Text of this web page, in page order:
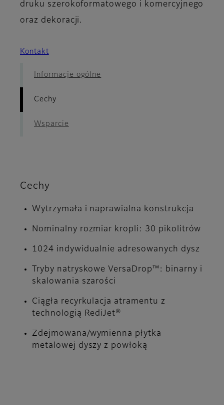
druku szerokoformatowego i komercyjnego
oraz dekoracji.
Kontakt
Informacje ogólne
Cechy
Wsparcie
Cechy
Wytrzymała i naprawialna konstrukcja
Nominalny rozmiar kropli: 30 pikolitrów
1024 indywidualnie adresowanych dysz
Tryby natryskowe VersaDrop™: binarny i
skalowania szarości
Ciągła recyrkulacja atramentu z
technologią RediJet®
Zdejmowana/wymienna płytka
metalowej dyszy z powłoką